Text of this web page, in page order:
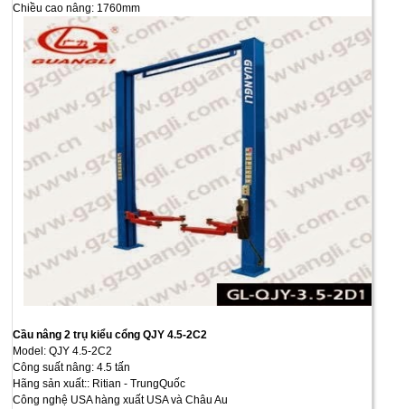
Chiều cao nâng: 1760mm
Cầu nâng 2 trụ kiểu cổng QJY 4.5-2C2
Model: QJY 4.5-2C2
Công suất nâng: 4.5 tấn
Hãng sản xuất:: Ritian - TrungQuốc
Công nghệ USA hàng xuất USA và Châu Au